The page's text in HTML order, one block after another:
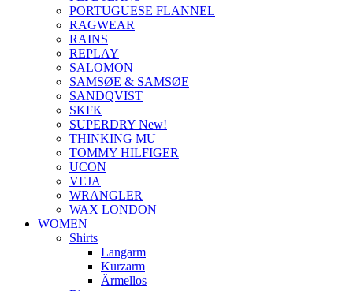
PORTUGUESE FLANNEL
RAGWEAR
RAINS
REPLAY
SALOMON
SAMSØE & SAMSØE
SANDQVIST
SKFK
SUPERDRY New!
THINKING MU
TOMMY HILFIGER
UCON
VEJA
WRANGLER
WAX LONDON
WOMEN
Shirts
Langarm
Kurzarm
Ärmellos